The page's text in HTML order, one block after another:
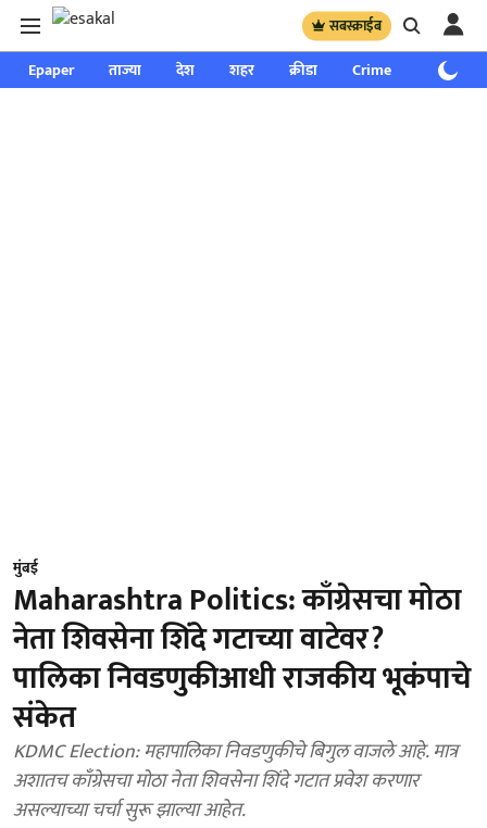
सबस्क्राईब
Epaper ताज्या देश शहर क्रीडा Crime साप्ताहिक
मुंबई
Maharashtra Politics: काँग्रेसचा मोठा
नेता शिवसेना शिंदे गटाच्या वाटेवर?
पालिका निवडणुकीआधी राजकीय भूकंपाचे
संकेत
KDMC Election: महापालिका निवडणुकीचे बिगुल वाजले आहे. मात्र
अशातच काँग्रेसचा मोठा नेता शिवसेना शिंदे गटात प्रवेश करणार
असल्याच्या चर्चा सुरू झाल्या आहेत.